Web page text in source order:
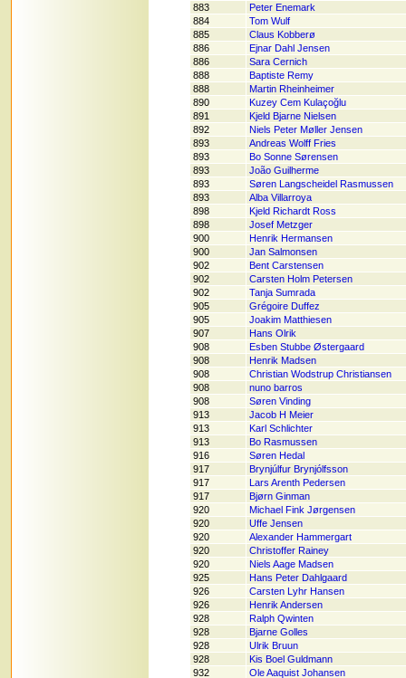
883
Peter Enemark
884
Tom Wulf
885
Claus Kobberø
886
Ejnar Dahl Jensen
886
Sara Cernich
888
Baptiste Remy
888
Martin Rheinheimer
890
Kuzey Cem Kulaçoğlu
891
Kjeld Bjarne Nielsen
892
Niels Peter Møller Jensen
893
Andreas Wolff Fries
893
Bo Sonne Sørensen
893
João Guilherme
893
Søren Langscheidel Rasmussen
893
Alba Villarroya
898
Kjeld Richardt Ross
898
Josef Metzger
900
Henrik Hermansen
900
Jan Salmonsen
902
Bent Carstensen
902
Carsten Holm Petersen
902
Tanja Sumrada
905
Grégoire Duffez
905
Joakim Matthiesen
907
Hans Olrik
908
Esben Stubbe Østergaard
908
Henrik Madsen
908
Christian Wodstrup Christiansen
908
nuno barros
908
Søren Vinding
913
Jacob H Meier
913
Karl Schlichter
913
Bo Rasmussen
916
Søren Hedal
917
Brynjúlfur Brynjólfsson
917
Lars Arenth Pedersen
917
Bjørn Ginman
920
Michael Fink Jørgensen
920
Uffe Jensen
920
Alexander Hammergart
920
Christoffer Rainey
920
Niels Aage Madsen
925
Hans Peter Dahlgaard
926
Carsten Lyhr Hansen
926
Henrik Andersen
928
Ralph Qwinten
928
Bjarne Golles
928
Ulrik Bruun
928
Kis Boel Guldmann
932
Ole Aaquist Johansen